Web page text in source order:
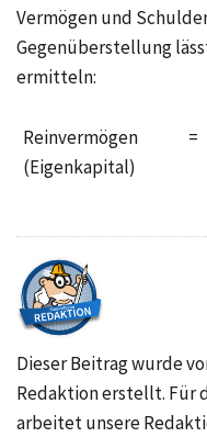
Vermögen und
Gegenüberstellung
ermitteln:
Reinvermögen
(Eigenkapital)
=
Dieser Beitrag wurde
Redaktion erstellt. Für
arbeitet unsere